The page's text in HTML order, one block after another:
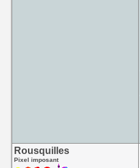
Rousquilles
Pixel imposant